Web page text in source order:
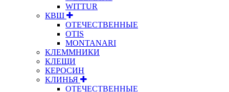
WITTUR
КВШ
ОТЕЧЕСТВЕННЫЕ
OTIS
MONTANARI
КЛЕММНИКИ
КЛЕЩИ
КЕРОСИН
КЛИНЬЯ
ОТЕЧЕСТВЕННЫЕ